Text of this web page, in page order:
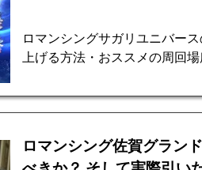
ロマンシングサガリユニバー
上げる方法・おススメの周回場
ロマンシング佐賀グラン